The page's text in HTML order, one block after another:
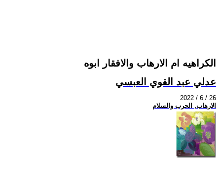
الكراهيه ام الارهاب والافقار ابوه
عدلي عبد القوي العبسي
2022 / 6 / 26
الارهاب, الحرب والسلام